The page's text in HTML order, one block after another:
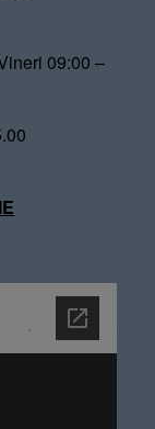
09:00 –